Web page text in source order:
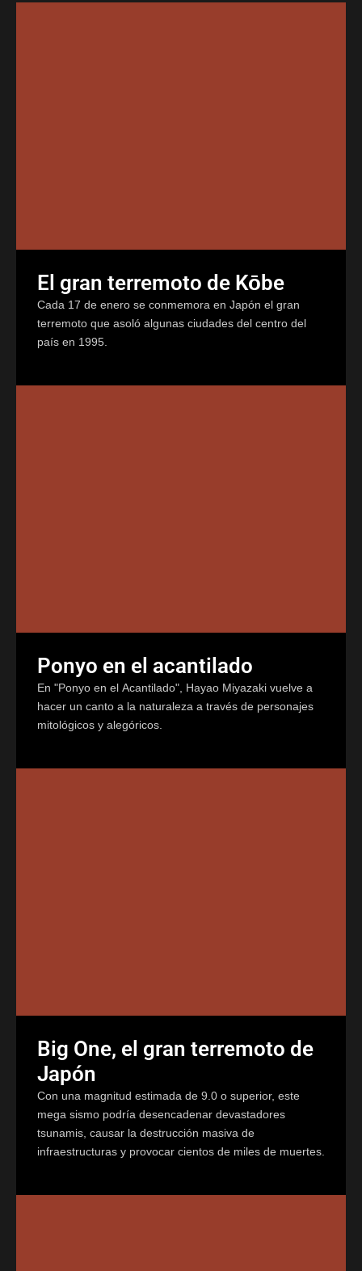
El gran terremoto de Kōbe
Cada 17 de enero se conmemora en Japón el gran
terremoto que asoló algunas ciudades del centro del
país en 1995.
Ponyo en el acantilado
En "Ponyo en el Acantilado", Hayao Miyazaki vuelve a
hacer un canto a la naturaleza a través de personajes
mitológicos y alegóricos.
Big One, el gran terremoto de
Japón
Con una magnitud estimada de 9.0 o superior, este
mega sismo podría desencadenar devastadores
tsunamis, causar la destrucción masiva de
infraestructuras y provocar cientos de miles de muertes.